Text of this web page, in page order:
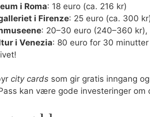
i Roma: 18 euro (ca. 216 kr)
i Firenze: 25 euro (ca. 300
: 20–30 euro (240–360 kr),
i Venezia: 80 euro for 30
city cards som gir gratis inngang
kan være gode investeringer om